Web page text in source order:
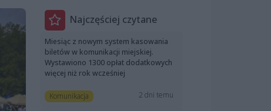
Najczęściej czytane
Miesiąc z nowym system kasowania
biletów w komunikacji miejskiej.
Wystawiono 1300 opłat dodatkowych
więcej niż rok wcześniej
Komunikacja 2 dni temu